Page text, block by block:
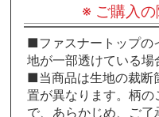
※ ご購入
■ファスナートップの
地が一部透けている場
■当商品は生地の裁断
置が異なります。柄
で、あらかじめ、ご了